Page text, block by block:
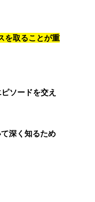
を取ることが重
ソードを交え